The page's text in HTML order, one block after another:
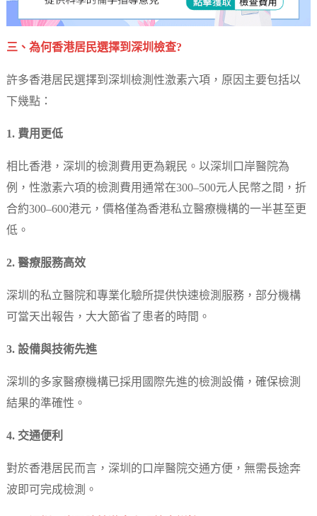
三、為何香港居民選擇到深圳檢查?
許多香港居民選擇到深圳檢測性激素六項，原因主要包括以
下幾點：
1. 費用更低
相比香港，深圳的檢測費用更為親民。以深圳口岸醫院為
例，性激素六項的檢測費用通常在300–500元人民幣之間，折
合約300–600港元，價格僅為香港私立醫療機構的一半甚至更
低。
2. 醫療服務高效
深圳的私立醫院和專業化驗所提供快速檢測服務，部分機構
可當天出報告，大大節省了患者的時間。
3. 設備與技術先進
深圳的多家醫療機構已採用國際先進的檢測設備，確保檢測
結果的準確性。
4. 交通便利
對於香港居民而言，深圳的口岸醫院交通方便，無需長途奔
波即可完成檢測。